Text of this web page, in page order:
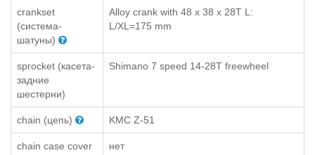
crankset
(система-
шатуны)
Alloy crank with 48 x 38 x 28T L:
L/XL=175 mm
sprocket (касета-
задние
шестерни)
Shimano 7 speed 14-28T freewheel
chain (цепь) KMC Z-51
chain case cover
нет